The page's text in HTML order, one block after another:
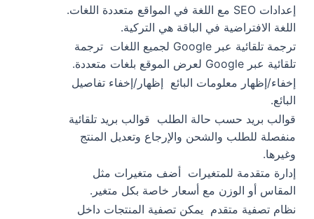
إعدادات SEO مع اللغة في المواقع متعددة اللغات.
اللغة الافتراضية في الباقة هي التركية.
ترجمة تلقائية عبر Google لجميع اللغات
ترجمة
تلقائية عبر Google لعرض الموقع بلغات متعددة.
إخفاء/إظهار معلومات البائع إظهار/إخفاء تفاصيل
البائع.
قوالب بريد حسب حالة الطلب قوالب بريد تلقائية
منفصلة للطلب والشحن والإرجاع وتعديل المنتج
وغيرها.
إدارة متقدمة للمتغيرات أضف متغيرات مثل
المقاس أو الوزن مع أسعار خاصة بكل متغير.
نظام تصفية متقدم يمكن تصفية المنتجات داخل